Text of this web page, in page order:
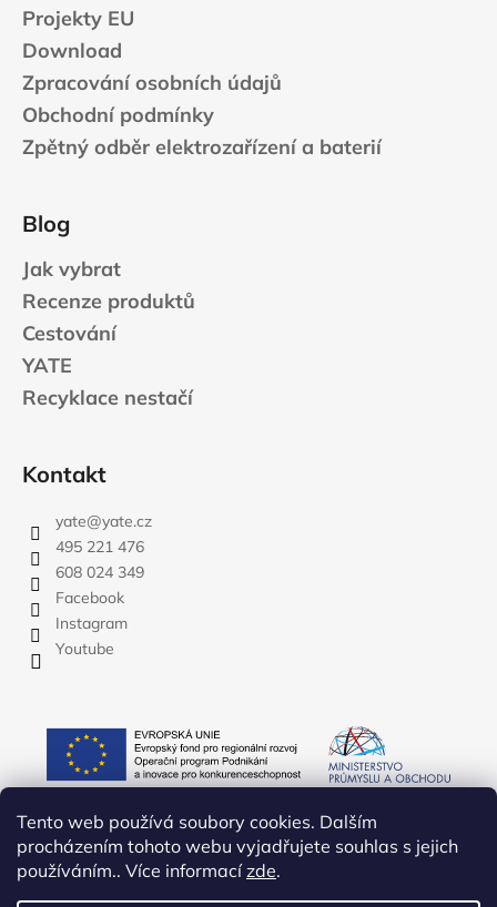
Tento web používá soubory cookies. Dalším
procházením tohoto webu vyjadřujete souhlas s jejich
používáním.. Více informacízde.
Projekty EU
Download
Zpracování osobních údajů
Obchodní podmínky
Zpětný odběr elektrozařízení a baterií
Blog
Jak vybrat
Recenze produktů
Cestování
YATE
Recyklace nestačí
Kontakt
yate@yate.cz
495 221 476
608 024 349
Facebook
Instagram
Youtube